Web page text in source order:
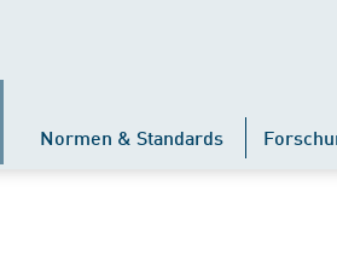
Normen & Standards